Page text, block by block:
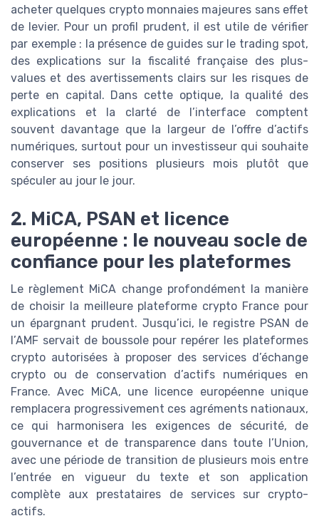
acheter quelques crypto monnaies majeures sans effet
de levier. Pour un profil prudent, il est utile de vérifier
par exemple : la présence de guides sur le trading spot,
des explications sur la fiscalité française des plus-
values et des avertissements clairs sur les risques de
perte en capital. Dans cette optique, la qualité des
explications et la clarté de l’interface comptent
souvent davantage que la largeur de l’offre d’actifs
numériques, surtout pour un investisseur qui souhaite
conserver ses positions plusieurs mois plutôt que
spéculer au jour le jour.
2. MiCA, PSAN et licence
européenne : le nouveau socle de
confiance pour les plateformes
Le règlement MiCA change profondément la manière
de choisir la meilleure plateforme crypto France pour
un épargnant prudent. Jusqu’ici, le registre PSAN de
l’AMF servait de boussole pour repérer les plateformes
crypto autorisées à proposer des services d’échange
crypto ou de conservation d’actifs numériques en
France. Avec MiCA, une licence européenne unique
remplacera progressivement ces agréments nationaux,
ce qui harmonisera les exigences de sécurité, de
gouvernance et de transparence dans toute l’Union,
avec une période de transition de plusieurs mois entre
l’entrée en vigueur du texte et son application
complète aux prestataires de services sur crypto-
actifs.